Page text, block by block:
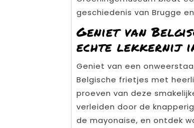
geschiedenis van Brugge
Geniet van
echte lekkernij
Geniet van een
Belgische frietjes met
proeven van deze
verleiden door de
de mayonaise, en ontdek